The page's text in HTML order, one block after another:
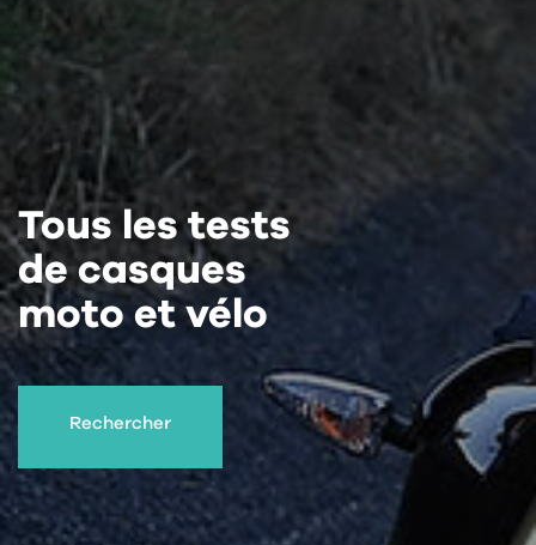
Tous les tests
de casques
moto et vélo
Rechercher